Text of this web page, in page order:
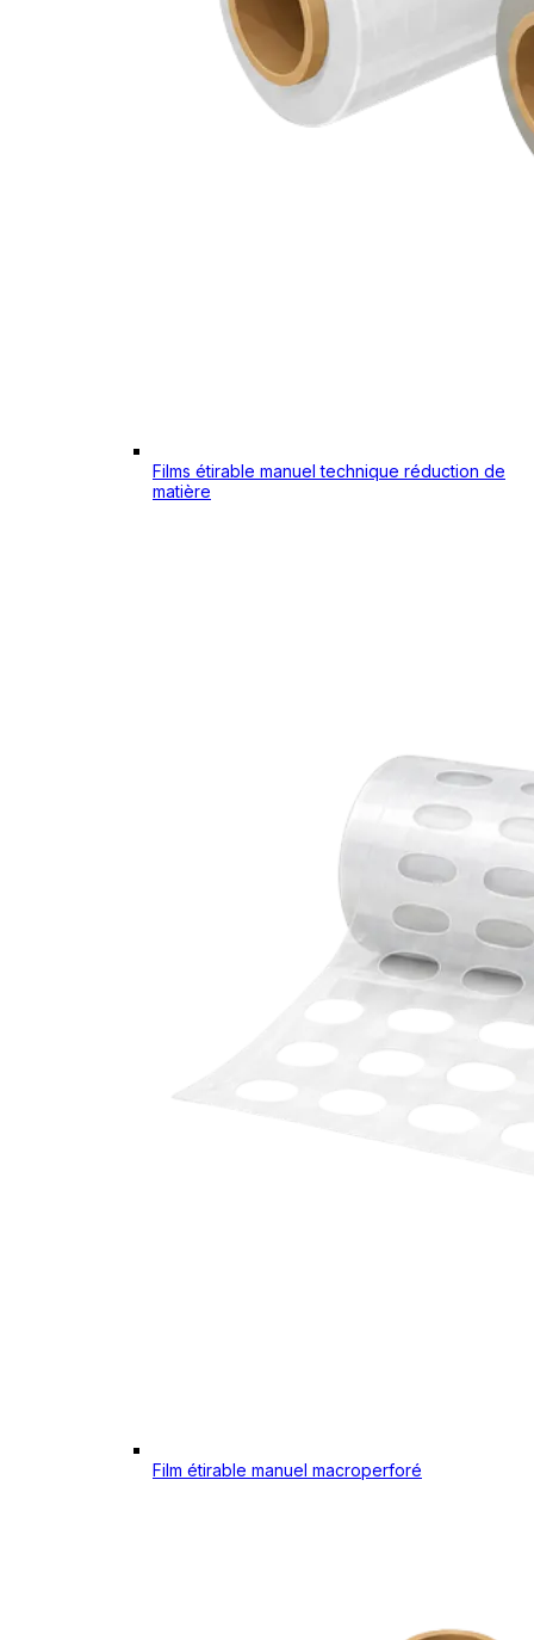
Films étirable manuel technique réduction de
matière
Film étirable manuel macroperforé